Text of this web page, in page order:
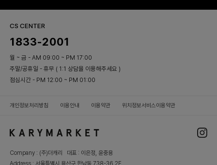
CS CENTER
1833-2001
월 ~ 금 - AM 09:00 ~ PM 17:00
주말/공휴일 - 휴무 ( 1:1 상담을 이용해주세요 )
점심시간 - PM 12:00 ~ PM 01:00
개인정보처리방침 이용안내 이용약관 위치정보서비스이용약관
Company : (주)더캐리 대표 : 이은정, 윤중용
Address : 서울특별시 용산구 한남동 738-36 2F